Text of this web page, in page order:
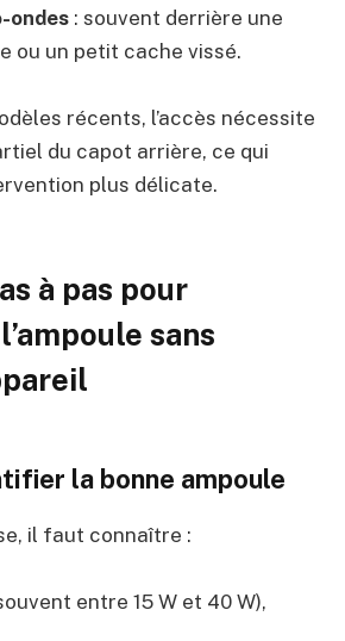
ondes : souvent derrière une
ou un petit cache vissé.
récents, l’accès nécessite
du capot arrière, ce qui
plus délicate.
à pas pour
sans
la bonne ampoule
il faut connaître :
entre 15 W et 40 W),